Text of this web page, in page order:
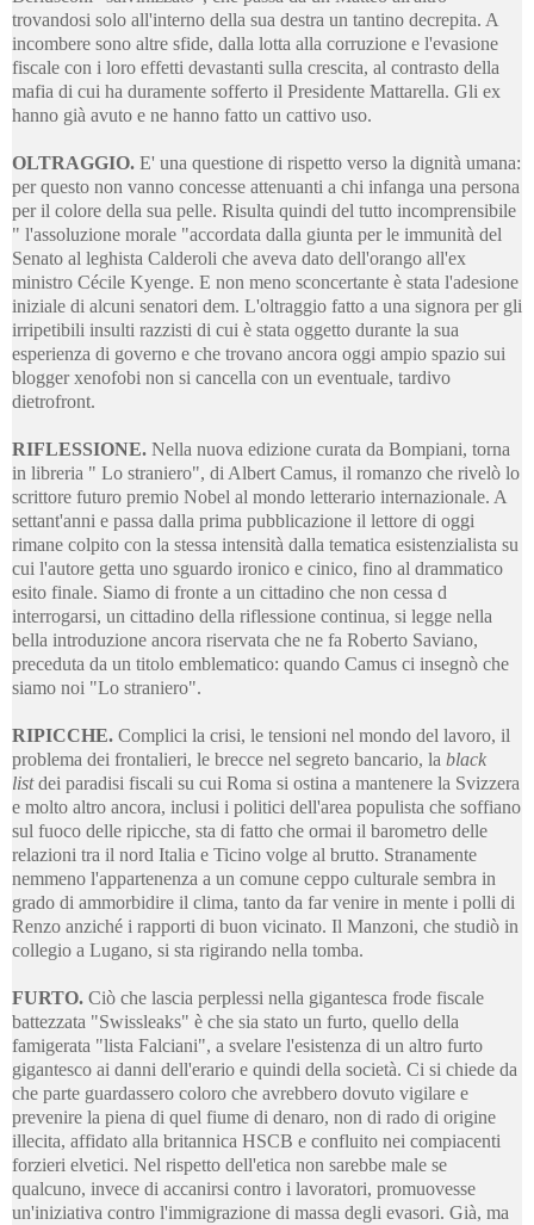
trovandosi solo all'interno della sua destra un tantino decrepita. A
incombere sono altre sfide, dalla lotta alla corruzione e l'evasione
fiscale con i loro effetti devastanti sulla crescita, al contrasto della
mafia di cui ha duramente sofferto il Presidente Mattarella. Gli ex
hanno già avuto e ne hanno fatto un cattivo uso.
OLTRAGGIO. E' una questione di rispetto verso la dignità umana:
per questo non vanno concesse attenuanti a chi infanga una persona
per il colore della sua pelle. Risulta quindi del tutto incomprensibile
" l'assoluzione morale "accordata dalla giunta per le immunità del
Senato al leghista Calderoli che aveva dato dell'orango all'ex
ministro Cécile Kyenge. E non meno sconcertante è stata l'adesione
iniziale di alcuni senatori dem. L'oltraggio fatto a una signora per gli
irripetibili insulti razzisti di cui è stata oggetto durante la sua
esperienza di governo e che trovano ancora oggi ampio spazio sui
blogger xenofobi non si cancella con un eventuale, tardivo
dietrofront.
RIFLESSIONE. Nella nuova edizione curata da Bompiani, torna
in libreria " Lo straniero", di Albert Camus, il romanzo che rivelò lo
scrittore futuro premio Nobel al mondo letterario internazionale. A
settant'anni e passa dalla prima pubblicazione il lettore di oggi
rimane colpito con la stessa intensità dalla tematica esistenzialista su
cui l'autore getta uno sguardo ironico e cinico, fino al drammatico
esito finale. Siamo di fronte a un cittadino che non cessa d
interrogarsi, un cittadino della riflessione continua, si legge nella
bella introduzione ancora riservata che ne fa Roberto Saviano,
preceduta da un titolo emblematico: quando Camus ci insegnò che
siamo noi "Lo straniero".
RIPICCHE. Complici la crisi, le tensioni nel mondo del lavoro, il
problema dei frontalieri, le brecce nel segreto bancario, la black
listdei paradisi fiscali su cui Roma si ostina a mantenere la Svizzera
e molto altro ancora, inclusi i politici dell'area populista che soffiano
sul fuoco delle ripicche, sta di fatto che ormai il barometro delle
relazioni tra il nord Italia e Ticino volge al brutto. Stranamente
nemmeno l'appartenenza a un comune ceppo culturale sembra in
grado di ammorbidire il clima, tanto da far venire in mente i polli di
Renzo anziché i rapporti di buon vicinato. Il Manzoni, che studiò in
collegio a Lugano, si sta rigirando nella tomba.
FURTO. Ciò che lascia perplessi nella gigantesca frode fiscale
battezzata "Swissleaks" è che sia stato un furto, quello della
famigerata "lista Falciani", a svelare l'esistenza di un altro furto
gigantesco ai danni dell'erario e quindi della società. Ci si chiede da
che parte guardassero coloro che avrebbero dovuto vigilare e
prevenire la piena di quel fiume di denaro, non di rado di origine
illecita, affidato alla britannica HSCB e confluito nei compiacenti
forzieri elvetici. Nel rispetto dell'etica non sarebbe male se
qualcuno, invece di accanirsi contro i lavoratori, promuovesse
un'iniziativa contro l'immigrazione di massa degli evasori. Già, ma